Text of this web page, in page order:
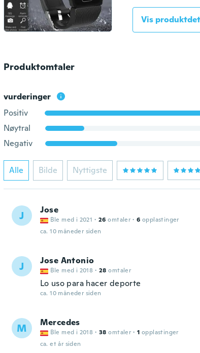
Vis
Produktomtaler
vurderinger
Positiv
Nøytral
Negativ
Alle Bilde Nyttigste
J Jose
Ble med i 2021 · 26 omtaler · 6 opplastinger
ca. 10 måneder siden
J Jose Antonio
Ble med i 2018 · 28 omtaler
Lo uso para hacer deporte
ca. 10 måneder siden
M Mercedes
Ble med i 2018 · 38 omtaler · 1 opplastinger
ca. et år siden